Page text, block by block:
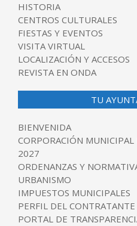
HISTORIA
CENTROS CULTURALES
FIESTAS Y EVENTOS
VISITA VIRTUAL
LOCALIZACIÓN Y ACCESOS
REVISTA EN ONDA
TU
BIENVENIDA
CORPORACIÓN
2027
ORDENANZAS Y
URBANISMO
IMPUESTOS MUNICIPALES
PERFIL DEL CONTRATANTE
PORTAL DE